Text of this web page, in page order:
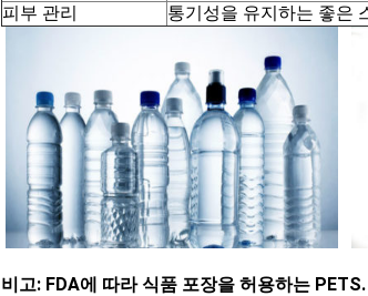
피부 관리
통기성을 유지하는 좋은
비고: FDA에 따라 식품 포장을 허용하는 PETS.